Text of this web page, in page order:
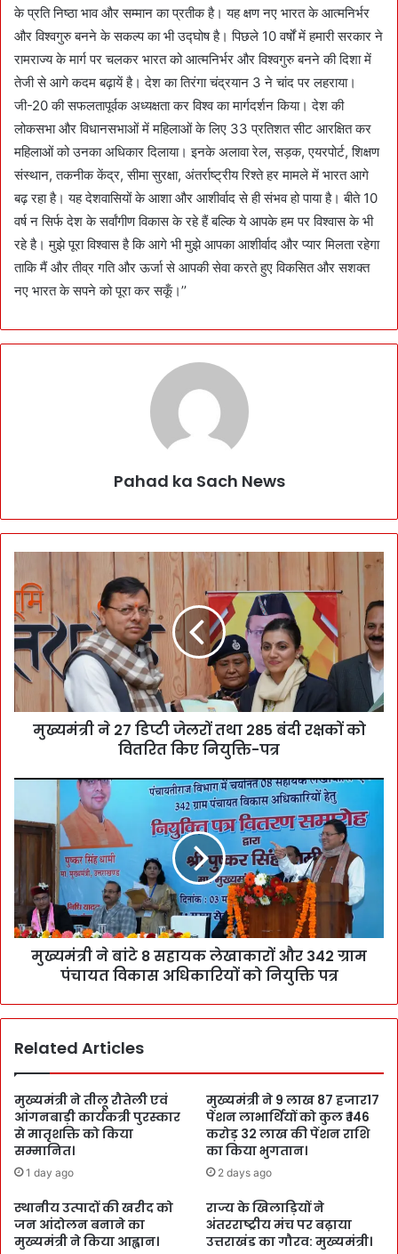
के प्रति निष्ठा भाव और सम्मान का प्रतीक है। यह क्षण नए भारत के आत्मनिर्भर
और विश्वगुरु बनने के सकल्प का भी उद्घोष है। पिछले 10 वर्षों में हमारी सरकार ने
रामराज्य के मार्ग पर चलकर भारत को आत्मनिर्भर और विश्वगुरु बनने की दिशा में
तेजी से आगे कदम बढ़ायें है। देश का तिरंगा चंद्रयान 3 ने चांद पर लहराया।
जी-20 की सफलतापूर्वक अध्यक्षता कर विश्व का मार्गदर्शन किया। देश की
लोकसभा और विधानसभाओं में महिलाओं के लिए 33 प्रतिशत सीट आरक्षित कर
महिलाओं को उनका अधिकार दिलाया। इनके अलावा रेल, सड़क, एयरपोर्ट, शिक्षण
संस्थान, तकनीक केंद्र, सीमा सुरक्षा, अंतर्राष्ट्रीय रिश्ते हर मामले में भारत आगे
बढ़ रहा है। यह देशवासियों के आशा और आशीर्वाद से ही संभव हो पाया है। बीते 10
वर्ष न सिर्फ देश के सर्वांगीण विकास के रहे हैं बल्कि ये आपके हम पर विश्वास के भी
रहे है। मुझे पूरा विश्वास है कि आगे भी मुझे आपका आशीर्वाद और प्यार मिलता रहेगा
ताकि मैं और तीव्र गति और ऊर्जा से आपकी सेवा करते हुए विकसित और सशक्त
नए भारत के सपने को पूरा कर सकूँ।’’
Pahad ka Sach News
मुख्यमंत्री ने 27 डिप्टी जेलरों तथा 285 बंदी रक्षकों को
वितरित किए नियुक्ति-पत्र
मुख्यमंत्री ने बांटे 8 सहायक लेखाकारों और 342 ग्राम
पंचायत विकास अधिकारियों को नियुक्ति पत्र
Related Articles
मुख्यमंत्री ने तीलू रौतेली एवं
आंगनबाड़ी कार्यकत्री पुरस्कार
से मातृशक्ति को किया
सम्मानित।
1 day ago
मुख्यमंत्री ने 9 लाख 87 हजार17
पेंशन लाभार्थियों को कुल ₹ 146
करोड़ 32 लाख की पेंशन राशि
का किया भुगतान।
2 days ago
स्थानीय उत्पादों की खरीद को
जन आंदोलन बनाने का
मुख्यमंत्री ने किया आह्वान।
राज्य के खिलाड़ियों ने
अंतरराष्ट्रीय मंच पर बढ़ाया
उत्तराखंड का गौरव: मुख्यमंत्री।